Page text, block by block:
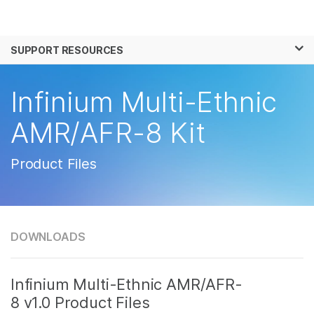
솔루션
회사
SUPPORT RESOURCES
Infinium Multi-Ethnic
AMR/AFR-8 Kit
Product Files
DOWNLOADS
Infinium Multi-Ethnic AMR/AFR-
8 v1.0 Product Files
보다 관련성이 높은 콘텐츠를 확인하실 수 있
습니다. 주요 관심 분야를 선택해 주세요:
암 연구
미생물학 연구
농업유전체학 연구
복합 질환 연구
임상 종양학 연구
생식 보건 연구
유전 및 희귀 질환 연
구